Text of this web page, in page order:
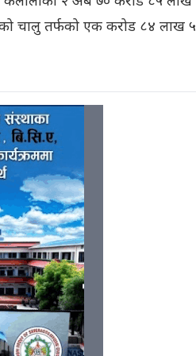
चालु तर्फको एक करोड ८४ लाख